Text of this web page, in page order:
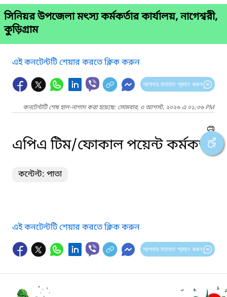
সিনিয়র উপজেলা মৎস্য কর্মকর্তার কার্যালয়, নাগেশ্বরী,
কুড়িগ্রাম
এই কনটেন্টটি শেয়ার করতে ক্লিক করুন
আপনার মতামত প্রদান করুন
কনটেন্টটি শেষ হাল-নাগাদ করা হয়েছে: সোমবার, ৩ আগস্ট, ২০২৬ এ ০১:০৬ PM
এপিএ টিম/ফোকাল পয়েন্ট কর্মকর্তা
কন্টেন্ট: পাতা
এই কনটেন্টটি শেয়ার করতে ক্লিক করুন
আপনার মতামত প্রদান করুন